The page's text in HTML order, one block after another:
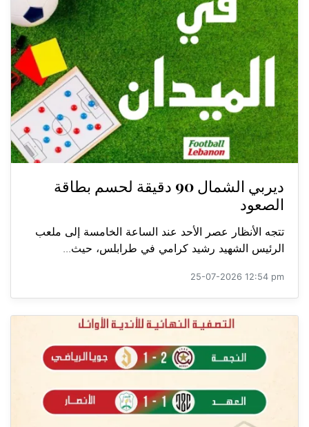
ديربي الشمال 90 دقيقة لحسم بطاقة
الصعود
تتجه الأنظار عصر الأحد عند الساعة الخامسة إلى ملعب
الرئيس الشهيد رشيد كرامي في طرابلس، حيث...
25-07-2026 12:54 pm